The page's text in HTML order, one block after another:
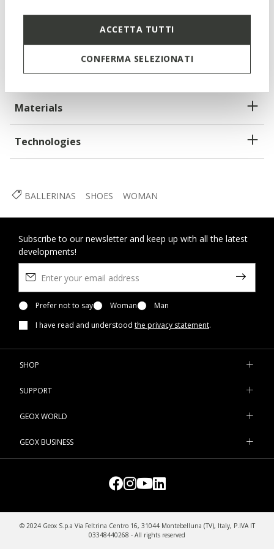
ACCETTA TUTTI
CONFERMA SELEZIONATI
Thickness of sole: 2 cm / 0,8"
Lightweight footwear
Slip-on design allows you to slide the foot in swiftly
Materials
Technologies
BALLERINAS SHOES WOMAN
Subscribe to our newsletter and keep up with all the latest
developments!
Prefer not to say Woman
Man
I have read and understood the privacy statement.
SHOP
SUPPORT
GEOX WORLD
GEOX BUSINESS
© 2024 Geox S.p.a Via Feltrina Centro 16, 31044 Montebelluna (TV), Italy, P.IVA IT
03348440268 - All rights reserved